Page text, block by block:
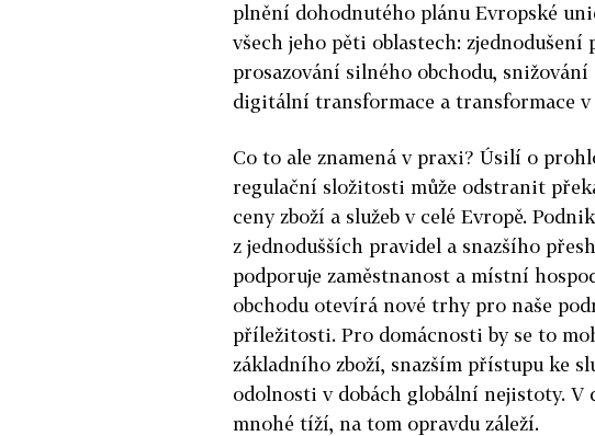
plnění dohodnutého plánu Evropské
všech jeho pěti oblastech:
prosazování silného obchodu,
digitální transformace a transformace
Co to ale znamená v praxi? Úsilí o
regulační složitosti může odstranit
ceny zboží a služeb v celé Evropě.
z jednodušších pravidel a snazšího
podporuje zaměstnanost a místní
obchodu otevírá nové trhy pro naše
příležitosti. Pro domácnosti by se to
základního zboží, snazším přístupu ke
odolnosti v dobách globální nejistoty.
mnohé tíží, na tom opravdu záleží.